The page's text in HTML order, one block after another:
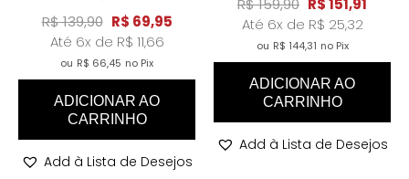
R$139,90 R$ 69,95
Até 6x de R$ 11,66
ou R$ 66,45 no Pix
ADICIONAR AO
CARRINHO
Add à Lista de Desejos
R$159,90 R$151,91
Até 6x de R$ 25,32
ou R$ 144,31 no Pix
ADICIONAR AO
CARRINHO
Add à Lista de Desejos